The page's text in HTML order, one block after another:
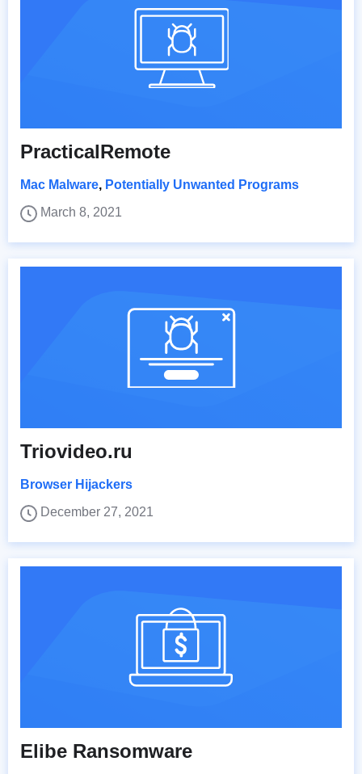
PracticalRemote
Mac Malware, Potentially Unwanted Programs
March 8, 2021
Triovideo.ru
Browser Hijackers
December 27, 2021
Elibe Ransomware